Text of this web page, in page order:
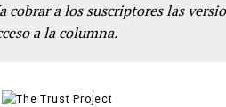
cobrar a los suscriptores las
a la columna.